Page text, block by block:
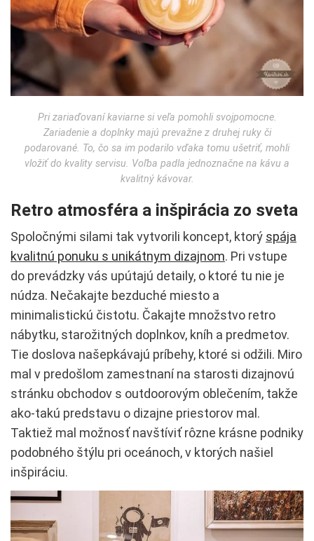
Pri zariaďovaní kaviarne si veľa pomohli svojpomocne.
Zariadenie a doplnky majú prevažne z druhej ruky či
podarované. To, čo sa im podarilo vďaka tomu ušetriť, mohli
vložiť do kvality servisu. Voľba padla jednoznačne na kávu a
kvalitný kávovar.
Retro atmosféra a inšpirácia zo sveta
Spoločnými silami tak vytvorili koncept, ktorý spája
kvalitnú ponuku s unikátnym dizajnom. Pri vstupe
do prevádzky vás upútajú detaily, o ktoré tu nie je
núdza. Nečakajte bezduché miesto a
minimalistickú čistotu. Čakajte množstvo retro
nábytku, starožitných doplnkov, kníh a predmetov.
Tie doslova našepkávajú príbehy, ktoré si odžili. Miro
mal v predošlom zamestnaní na starosti dizajnovú
stránku obchodov s outdoorovým oblečením, takže
ako-takú predstavu o dizajne priestorov mal.
Taktiež mal možnosť navštíviť rôzne krásne podniky
podobného štýlu pri oceánoch, v ktorých našiel
inšpiráciu.